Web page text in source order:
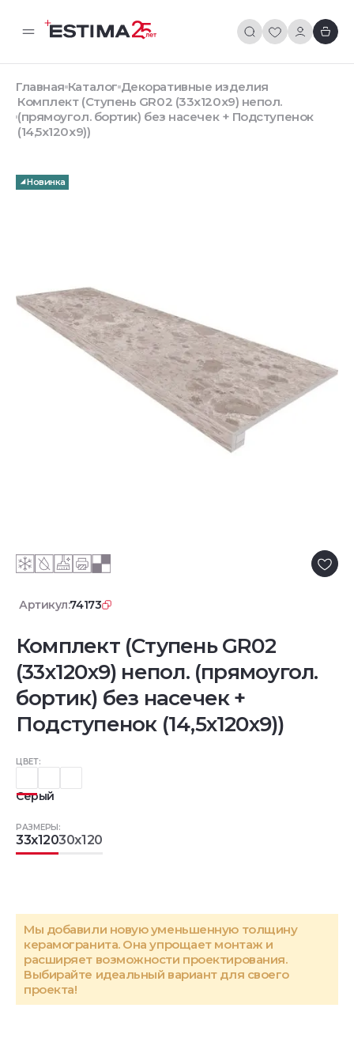
Главная Каталог Декоративные изделия
Комплект (Ступень GR02 (33x120x9) непол.
(прямоугол. бортик) без насечек + Подступенок
(14,5x120x9))
Новинка
Артикул:74173
Комплект (Ступень GR02
(33x120x9) непол. (прямоугол.
бортик) без насечек +
Подступенок (14,5x120x9))
ЦВЕТ:
Серый
РАЗМЕРЫ:
33x12030x120
Мы добавили новую уменьшенную толщину
керамогранита. Она упрощает монтаж и
расширяет возможности проектирования.
Выбирайте идеальный вариант для своего
проекта!